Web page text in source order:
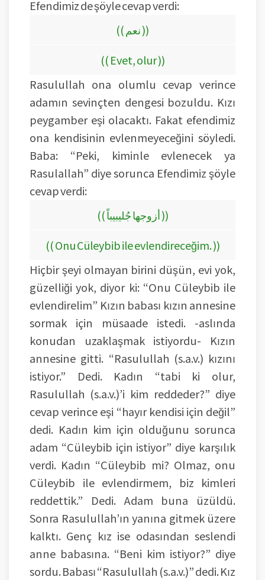
Efendimiz de şöyle cevap verdi:
(( نعم ))
(( Evet, olur ))
Rasulullah ona olumlu cevap verince
adamın sevinçten dengesi bozuldu. Kızı
peygamber eşi olacaktı. Fakat efendimiz
ona kendisinin evlenmeyeceğini söyledi.
Baba: “Peki, kiminle evlenecek ya
Rasulallah” diye sorunca Efendimiz şöyle
cevap verdi:
(( أزوجها جُليبيباً ))
(( Onu Cüleybib ile evlendireceğim. ))
Hiçbir şeyi olmayan birini düşün, evi yok,
güzelliği yok, diyor ki: “Onu Cüleybib ile
evlendirelim” Kızın babası kızın annesine
sormak için müsaade istedi. -aslında
konudan uzaklaşmak istiyordu- Kızın
annesine gitti. “Rasulullah (s.a.v.) kızını
istiyor.” Dedi. Kadın “tabi ki olur,
Rasulullah (s.a.v.)’i kim reddeder?” diye
cevap verince eşi “hayır kendisi için değil”
dedi. Kadın kim için olduğunu sorunca
adam “Cüleybib için istiyor” diye karşılık
verdi. Kadın “Cüleybib mi? Olmaz, onu
Cüleybib ile evlendirmem, biz kimleri
reddettik.” Dedi. Adam buna üzüldü.
Sonra Rasulullah’ın yanına gitmek üzere
kalktı. Genç kız ise odasından seslendi
anne babasına. “Beni kim istiyor?” diye
sordu. Babası “Rasulullah (s.a.v.)” dedi. Kız